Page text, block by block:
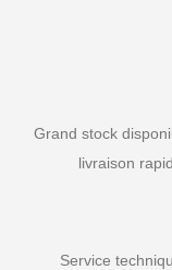
Grand stock
livraison
Service